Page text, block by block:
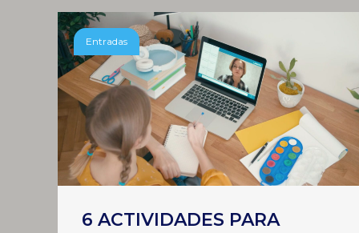
Entradas
6 ACTIVIDADES PARA